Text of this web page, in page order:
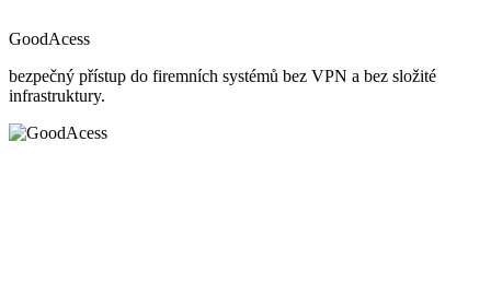
GoodAcess
bezpečný přístup do firemních systémů bez VPN a bez složité
infrastruktury.